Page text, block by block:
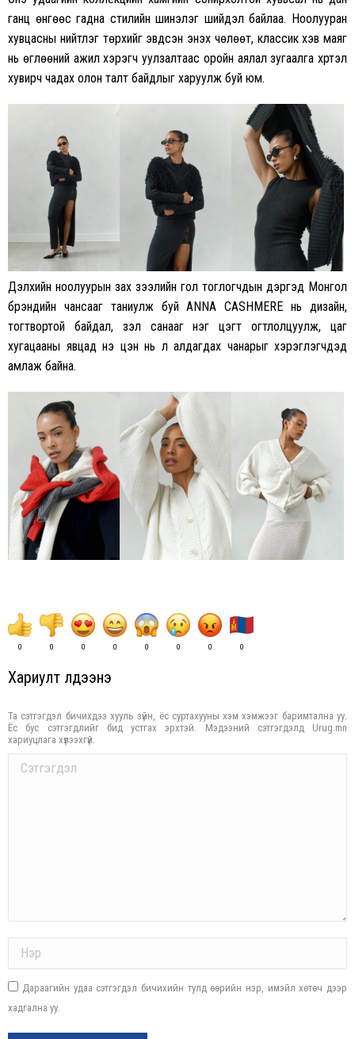
ганц өнгөөс гадна стилийн шинэлэг шийдэл байлаа. Ноолууран
хувцасны нийтлэг төрхийг эвдсэн энэхүү чөлөөт, классик хэв маяг
нь өглөөний ажил хэрэгч уулзалтаас оройн аялал зугаалга хүртэл
хувирч чадах олон талт байдлыг харуулж буй юм.
Дэлхийн ноолуурын зах зээлийн гол тоглогчдын дэргэд Монгол
брэндийн чансааг таниулж буй ANNA CASHMERE нь дизайн,
тогтвортой байдал, үзэл санааг нэг цэгт огтлолцуулж, цаг
хугацааны явцад үнэ цэн нь үл алдагдах чанарыг хэрэглэгчдэд
амлаж байна.
0 0 0 0 0 0 0 0
Хариулт үлдээнэ үү
Та сэтгэгдэл бичихдээ хууль зүйн, ёс суртахууны хэм хэмжээг баримтална уу.
Ёс бус сэтгэгдлийг бид устгах эрхтэй. Мэдээний сэтгэгдэлд Urug.mn
хариуцлага хүлээхгүй.
Comment
Дараагийн удаа сэтгэгдэл бичихийн тулд өөрийн нэр, имэйл хөтөч дээр
хадгална уу.